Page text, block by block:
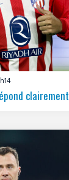
clairement